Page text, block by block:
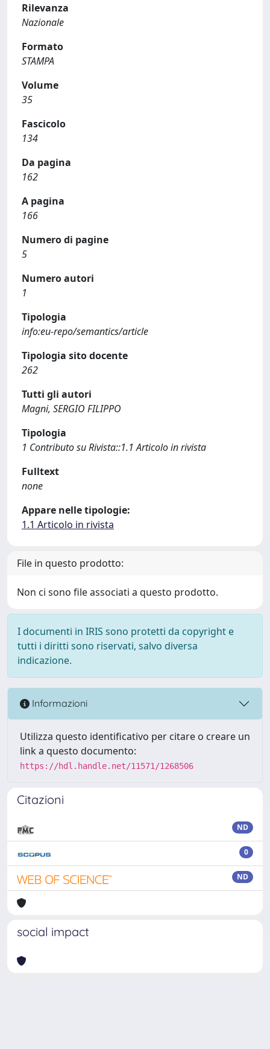
Rilevanza
Nazionale
Formato
STAMPA
Volume
35
Fascicolo
134
Da pagina
162
A pagina
166
Numero di pagine
5
Numero autori
1
Tipologia
info:eu-repo/semantics/article
Tipologia sito docente
262
Tutti gli autori
Magni, SERGIO FILIPPO
Tipologia
1 Contributo su Rivista::1.1 Articolo in rivista
Fulltext
none
Appare nelle tipologie:
1.1 Articolo in rivista
File in questo prodotto:
Non ci sono file associati a questo prodotto.
I documenti in IRIS sono protetti da copyright e
tutti i diritti sono riservati, salvo diversa
indicazione.
Informazioni
Utilizza questo identificativo per citare o creare un
link a questo documento:
https://hdl.handle.net/11571/1268506
Citazioni
ND
0
ND
social impact